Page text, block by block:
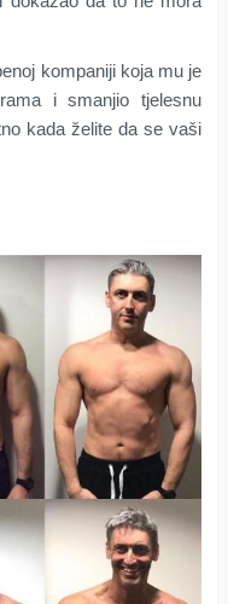
kompaniji koja mu je
i smanjio tjelesnu
kada želite da se vaši